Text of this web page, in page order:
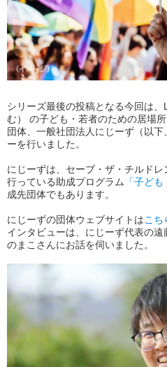
シリーズ最後の投稿となる今回は
む） の子ども・若者のための居場
団体、一般社団法人にじーず（以
ーを行いました。
にじーずは、セーブ・ザ・チルド
行っている助成プログラム
「子ど
成先団体でもあります。
にじーずの団体ウェブサイトはこち
インタビューは、にじーず代表の
のまこさんにお話を伺いました。